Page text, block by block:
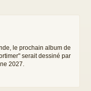
le prochain album de
serait dessiné par
2027.